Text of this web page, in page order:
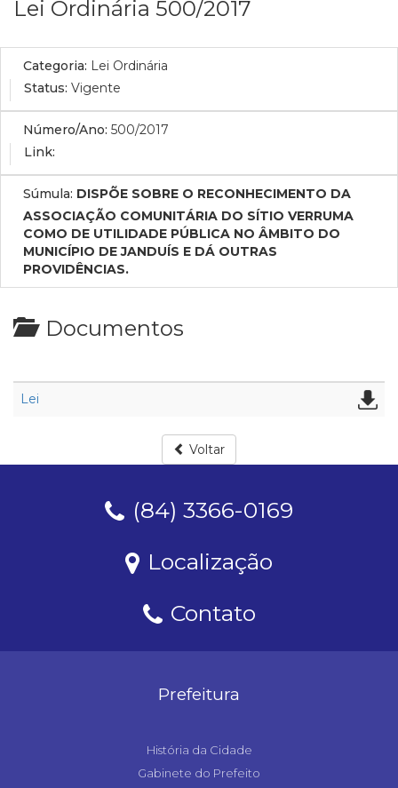
Lei Ordinária 500/2017
Categoria: Lei Ordinária
Status: Vigente
Número/Ano: 500/2017
Link:
Súmula: DISPÕE SOBRE O RECONHECIMENTO DA
ASSOCIAÇÃO COMUNITÁRIA DO SÍTIO VERRUMA
COMO DE UTILIDADE PÚBLICA NO ÂMBITO DO
MUNICÍPIO DE JANDUÍS E DÁ OUTRAS
PROVIDÊNCIAS.
Documentos
Lei
Voltar
(84) 3366-0169
Localização
Contato
Prefeitura
História da Cidade
Gabinete do Prefeito